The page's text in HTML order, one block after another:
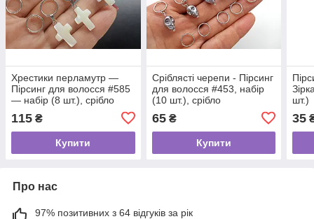
Хрестики перламутр —
Пірсинг для волосся #585
— набір (8 шт.), срібло
115 ₴
Купити
Сріблясті черепи - Пірсинг
для волосся #453, набір
(10 шт.), срібло
65₴
Купити
шт.)
35
Про нас
97% позитивних з 64 відгуків за рік